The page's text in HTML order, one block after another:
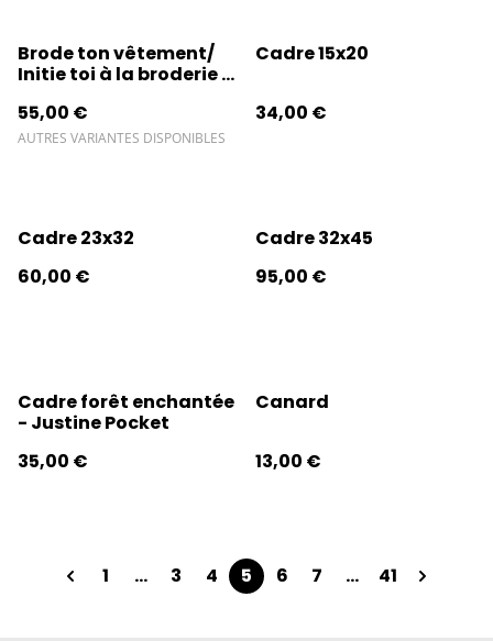
Brode ton vêtement/
Initie toi à la broderie -
55,00 €
AUTRES VARIANTES DISPONIBLES
Cadre 15x20
34,00 €
Cadre 23x32
60,00 €
Cadre 32x45
95,00 €
Cadre forêt enchantée
- Justine Pocket
35,00 €
Canard
13,00 €
1 ... 3 4 5 6 7 ... 41